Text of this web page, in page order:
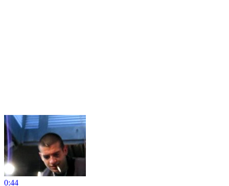
0:44